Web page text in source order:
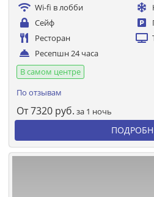
Wi-fi в лобби
Сейф
Ресторан
Ресепшн 24 часа
В самом центре
По отзывам
От7320 руб. за 1 ночь